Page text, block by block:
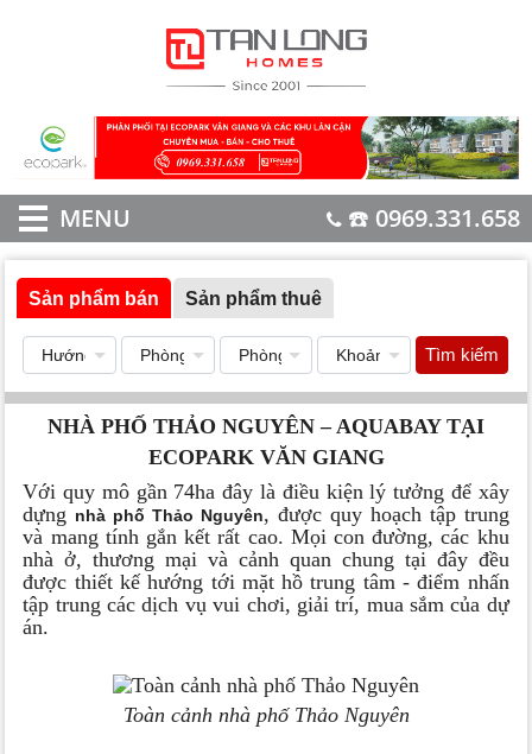
MENU ☎️ 0969.331.658
Sản phẩm bán Sản phẩm thuê
Tìm kiếm
NHÀ PHỐ THẢO NGUYÊN – AQUABAY TẠI
ECOPARK VĂN GIANG
Với quy mô gần 74ha đây là điều kiện lý tưởng để xây
dựng nhà phố Thảo Nguyên, được quy hoạch tập trung
và mang tính gắn kết rất cao. Mọi con đường, các khu
nhà ở, thương mại và cảnh quan chung tại đây đều
được thiết kế hướng tới mặt hồ trung tâm - điểm nhấn
tập trung các dịch vụ vui chơi, giải trí, mua sắm của dự
án.
Toàn cảnh nhà phố Thảo Nguyên